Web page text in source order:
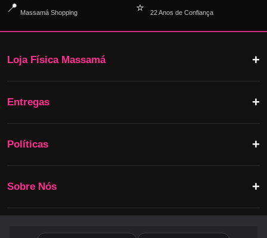
📍 Massamá Shopping ⭐ 22 Anos de Confiança
Loja Física Massamá
Entregas
Políticas
Sobre Nós